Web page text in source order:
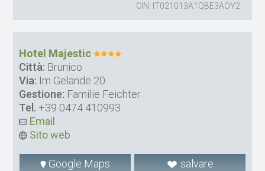
CIN: IT021013A1QBE3AOY2
Hotel Majestic
Città: Brunico
Via: Im Gelände 20
Gestione: Familie Feichter
Tel. +39 0474 410993
Email
Sito web
Google Maps salvare